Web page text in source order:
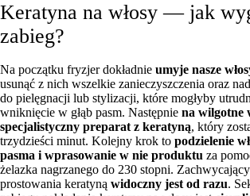
Keratyna na włosy — jak
zabieg?
Na początku fryzjer dokładnie umyje nasze
usunąć z nich wszelkie zanieczyszczenia oraz
do pielęgnacji lub stylizacji, które mogłyby
wniknięcie w głąb pasm. Następnie na wilgotne
specjalistyczny preparat z keratyną, który
trzydzieści minut. Kolejny krok to podzielenie
pasma i wprasowanie w nie produktu za
żelazka nagrzanego do 230 stopni. Zachwycający
prostowania keratyną widoczny jest od razu.